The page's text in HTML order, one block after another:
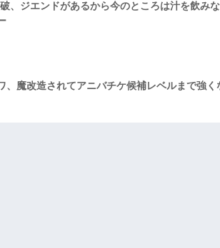
、ジエンドがあるから今のところは汁を飲み
、魔改造されてアニバチケ候補レベルまで強く